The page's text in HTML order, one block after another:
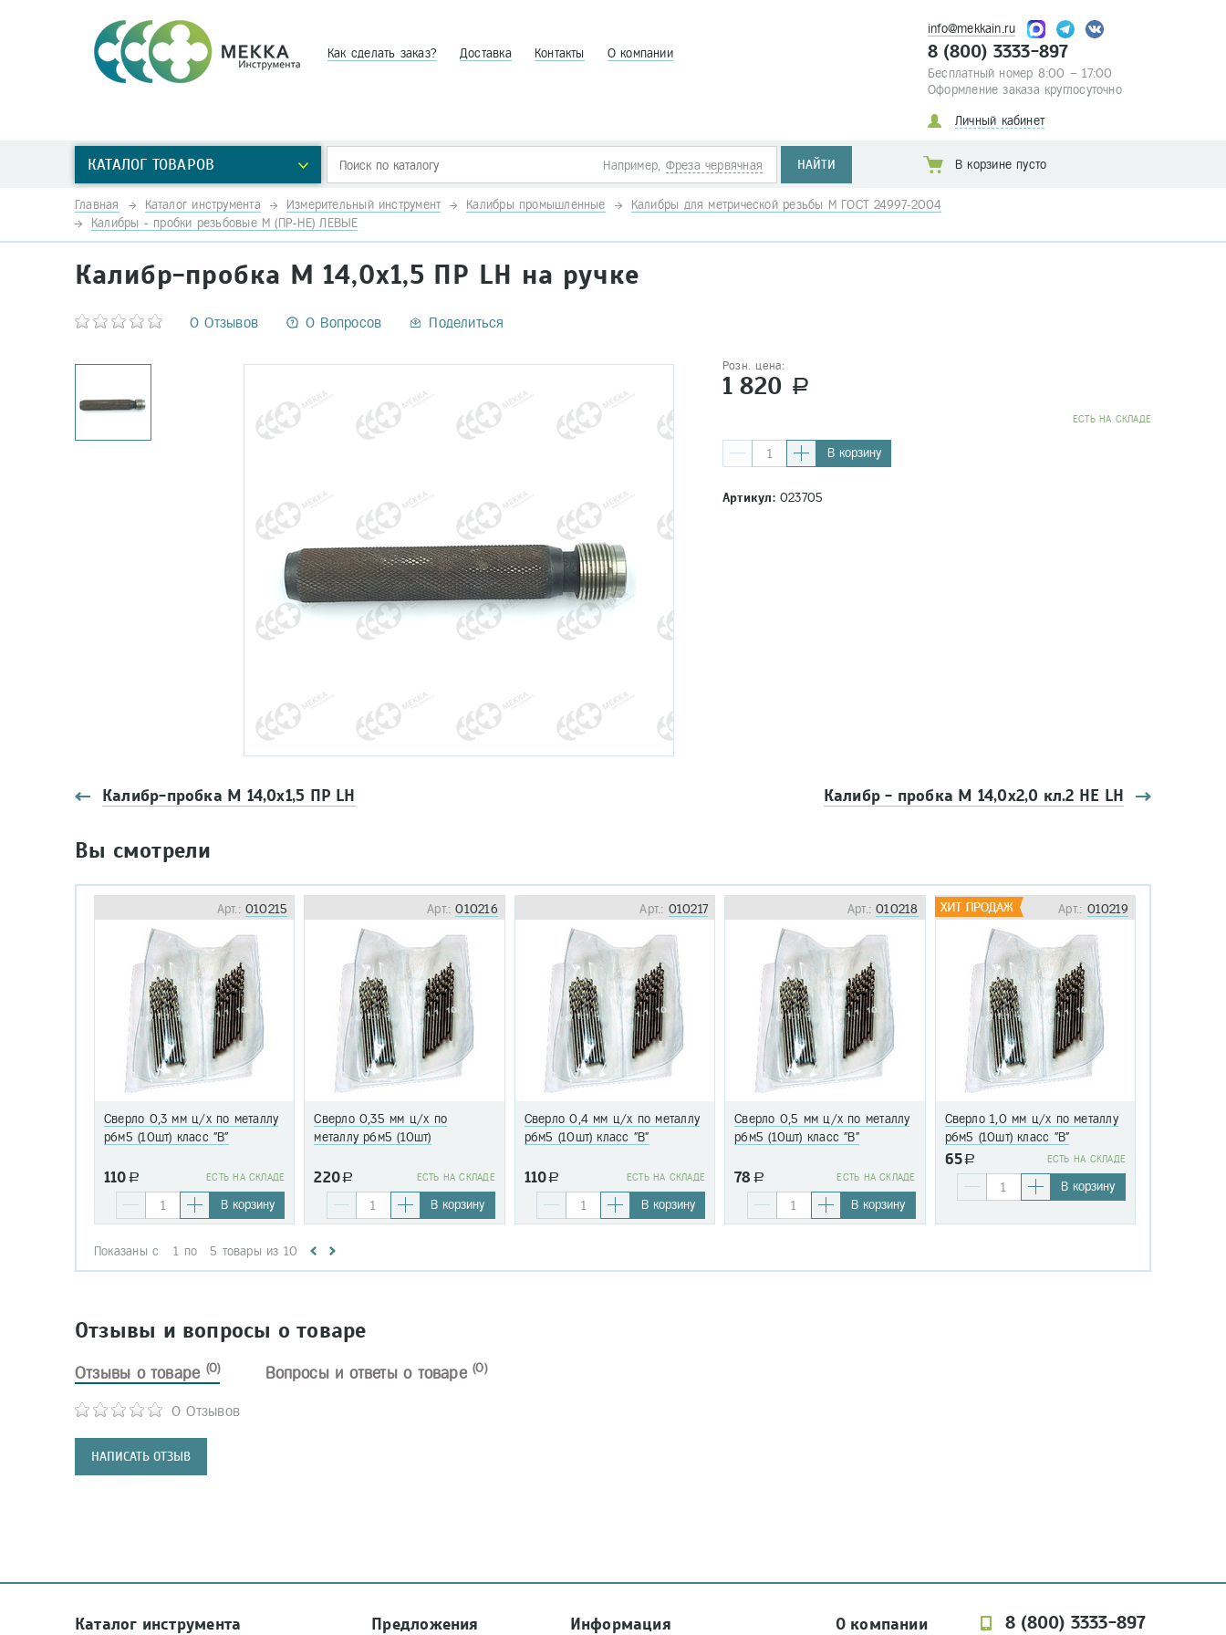
Как сделать заказ? Доставка Контакты О компании
info@mekkain.ru
8 (800) 3333-897
Бесплатный номер 8:00 – 17:00
Оформление заказа круглосуточно
Личный кабинет
КАТАЛОГ ТОВАРОВ Например, Фреза червячная НАЙТИ В корзине пусто
Главная Каталог инструмента Измерительный инструмент Калибры промышленные
Калибры для метрической резьбы М ГОСТ 24997-2004
Калибры - пробки резьбовые М (ПР-НЕ) ЛЕВЫЕ
Калибр-пробка М 14,0х1,5 ПР LH на ручке
0 Отзывов 0 Вопросов Поделиться
Розн. цена:
1 820 a
EСТЬ НА СКЛАДЕ
В корзину
Артикул:023705
Калибр-пробка М 14,0х1,5 ПР LH Калибр - пробка М 14,0х2,0 кл.2 НЕ LH
Вы смотрели
Арт.:010215
Сверло 0,3 мм ц/х по металлу
р6м5 (10шт) класс "В"
110 a EСТЬ НА СКЛАДЕ
В корзину
Арт.:010216
Сверло 0,35 мм ц/х по
металлу р6м5 (10шт)
220a EСТЬ НА СКЛАДЕ
В корзину
Арт.: 010217
Сверло 0,4 мм ц/х по металлу
р6м5 (10шт) класс "В"
110a EСТЬ НА СКЛАДЕ
В корзину
Арт.:010218
Сверло 0,5 мм ц/х по металлу
р6м5 (10шт) класс "В"
78 a EСТЬ НА СКЛАДЕ
В корзину
Арт.: 010219
Сверло 1,0 мм ц/х по металлу
р6м5 (10шт) класс "В"
65a EСТЬ НА СКЛАДЕ
В корзину
Показаны с 1 по 5 товары из 10
Отзывы и вопросы о товаре
Отзывы о товаре (0)
0 Отзывов
НАПИСАТЬ ОТЗЫВ
Вопросы и ответы о товаре(0)
Каталог инструмента Предложения Информация О компании 8 (800) 3333-897